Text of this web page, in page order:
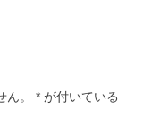
。 * が付いている